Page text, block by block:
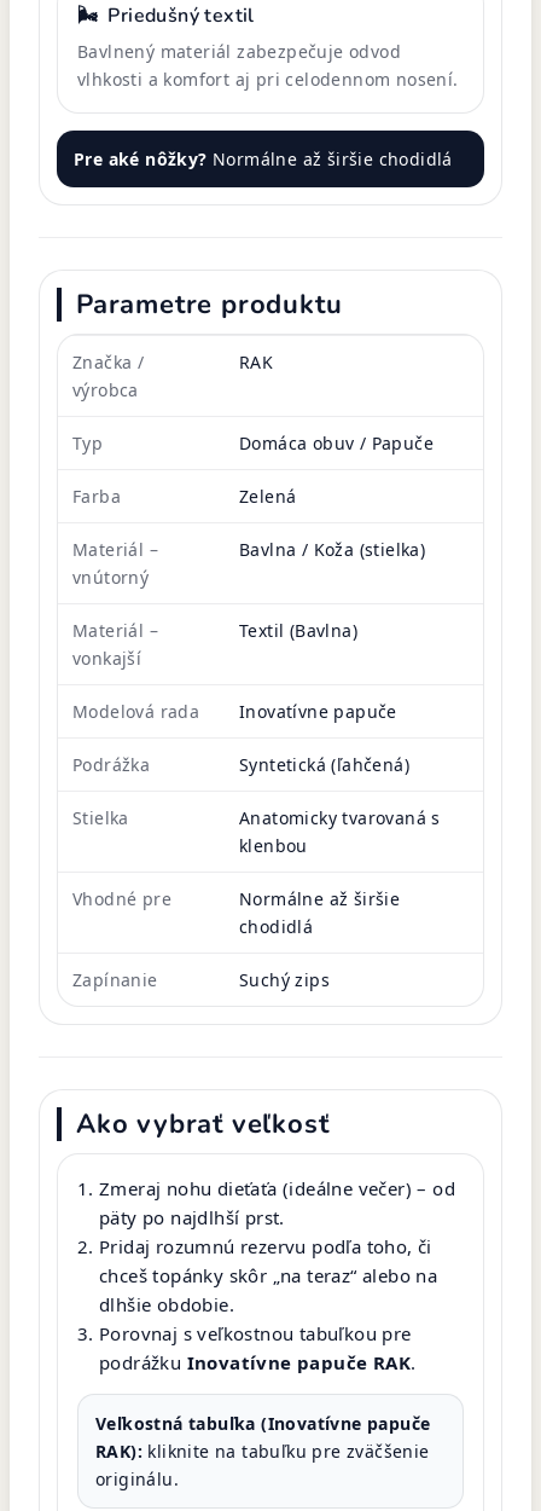
🌬️ Priedušný textil
Bavlnený materiál zabezpečuje odvod
vlhkosti a komfort aj pri celodennom nosení.
Pre aké nôžky? Normálne až širšie chodidlá
Parametre produktu
Značka /
výrobca
RAK
Typ Domáca obuv / Papuče
Farba Zelená
Materiál –
vnútorný
Bavlna / Koža (stielka)
Materiál –
vonkajší
Textil (Bavlna)
Modelová rada Inovatívne papuče
Podrážka Syntetická (ľahčená)
Stielka
Anatomicky tvarovaná s
klenbou
Vhodné pre
Normálne až širšie
chodidlá
Zapínanie Suchý zips
Ako vybrať veľkosť
Zmeraj nohu dieťaťa (ideálne večer) – od
päty po najdlhší prst.
Pridaj rozumnú rezervu podľa toho, či
chceš topánky skôr „na teraz“ alebo na
dlhšie obdobie.
Porovnaj s veľkostnou tabuľkou pre
podrážku Inovatívne papuče RAK.
Veľkostná tabuľka (Inovatívne papuče
RAK): kliknite na tabuľku pre zväčšenie
originálu.